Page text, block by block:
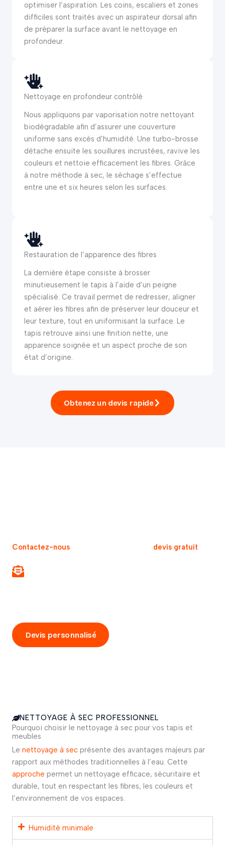
optimiser l’aspiration. Les coins, escaliers et zones
difficiles sont traités avec un aspirateur dorsal afin
de préparer la surface avant le nettoyage en
profondeur.
Nettoyage en profondeur contrôlé
Nous appliquons par vaporisation notre nettoyant
biodégradable afin d’assurer une couverture
uniforme sans excès d’humidité. Une turbo-brosse
détache ensuite les souillures incrustées, ravive les
couleurs et nettoie efficacement les fibres. Grâce
à notre méthode à sec, le séchage s’effectue
entre une et six heures selon les surfaces.
Restauration de l’apparence des fibres
La dernière étape consiste à brosser
minutieusement le tapis à l’aide d’un peigne
spécialisé. Ce travail permet de redresser, aligner
et aérer les fibres afin de préserver leur douceur et
leur texture, tout en uniformisant la surface. Le
tapis retrouve ainsi une finition nette, une
apparence soignée et un aspect proche de son
état d’origine.
Obtenez un devis rapide
Contactez-nous
devis gratuit
Devis personnalisé
NETTOYAGE À SEC PROFESSIONNEL
Pourquoi choisir le nettoyage à sec pour vos tapis et
meubles
Le nettoyage à sec présente des avantages majeurs par
rapport aux méthodes traditionnelles à l’eau. Cette
approche permet un nettoyage efficace, sécuritaire et
durable, tout en respectant les fibres, les couleurs et
l’environnement de vos espaces.
Humidité minimale